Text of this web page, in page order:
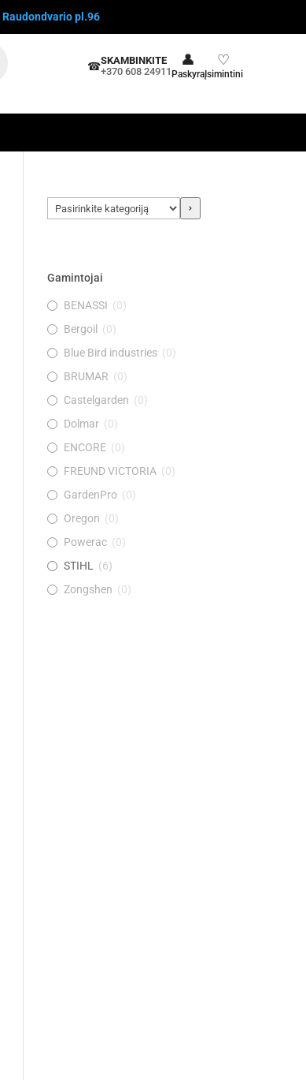
Raudondvario pl.96
☎SKAMBINKITE
+370 608 24911
👤
Paskyra
♡
Įsimintini
Pasirinkite
kategoriją
Gamintojai
BENASSI (0)
Bergoil
(0)
Blue Bird industries (0)
BRUMAR (0)
Castelgarden (0)
Dolmar (0)
ENCORE (0)
FREUND VICTORIA (0)
GardenPro (0)
Oregon (0)
Powerac (0)
STIHL
(6)
Zongshen (0)